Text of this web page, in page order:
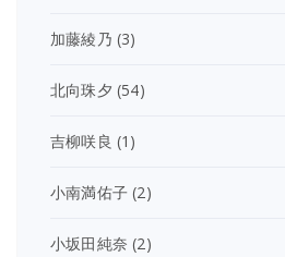
加藤綾乃 (3)
北向珠夕 (54)
吉柳咲良 (1)
小南満佑子 (2)
小坂田純奈 (2)